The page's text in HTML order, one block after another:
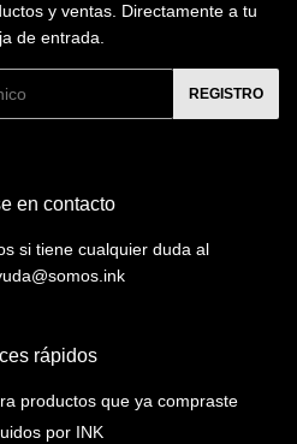
y ventas. Directamente a tu
de entrada.
REGISTRO
en contacto
si tiene cualquier duda al
rápidos
productos que ya compraste
por INK